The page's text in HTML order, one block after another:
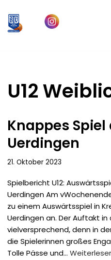
Zum
U12
Knappes Spiel
Uerdingen
21. Oktober 2023
Spielbericht U12:
Uerdingen Am
zu einem Auswärtsspiel in
Uerdingen an. Der Auftakt
vielversprechend, denn in
die Spielerinnen großes
Tolle Pässe und…